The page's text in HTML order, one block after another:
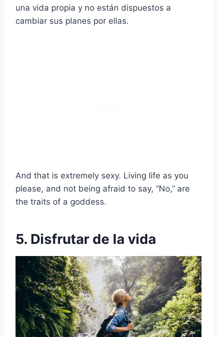
una vida propia y no están dispuestos a
cambiar sus planes por ellas.
And that is extremely sexy. Living life as you
please, and not being afraid to say, “No,” are
the traits of a goddess.
5. Disfrutar de la vida